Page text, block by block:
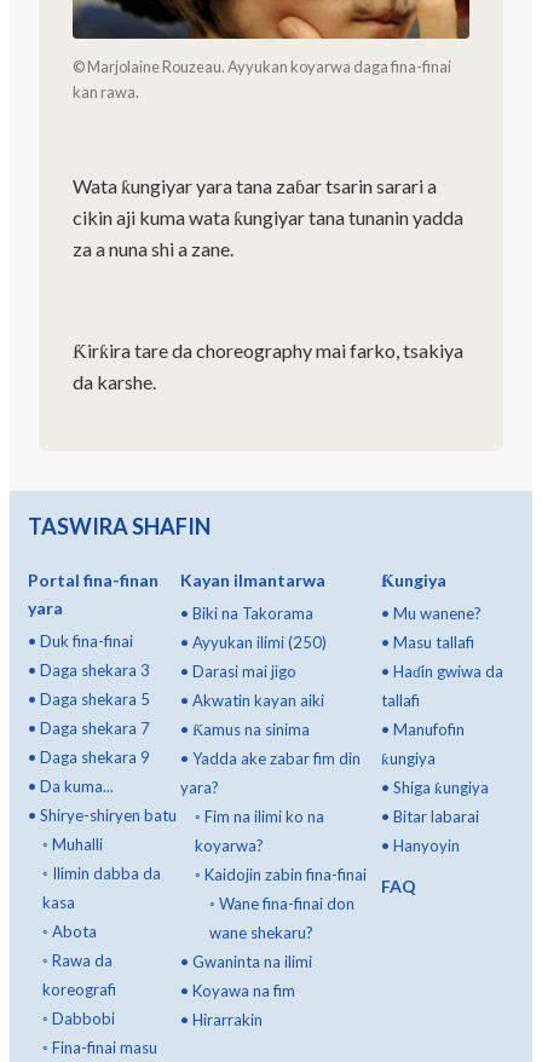
© Marjolaine Rouzeau. Ayyukan koyarwa daga fina-finai
kan rawa.
Wata ƙungiyar yara tana zaɓar tsarin sarari a
cikin aji kuma wata ƙungiyar tana tunanin yadda
za a nuna shi a zane.
Ƙirƙira tare da choreography mai farko, tsakiya
da karshe.
TASWIRA SHAFIN
Portal fina-finan
yara
• Duk fina-finai
• Daga shekara 3
• Daga shekara 5
• Daga shekara 7
• Daga shekara 9
• Da kuma...
• Shirye-shiryen batu
◦ Muhalli
◦ Ilimin dabba da
kasa
◦ Abota
◦ Rawa da
koreografi
◦ Dabbobi
◦ Fina-finai masu
Kayan ilmantarwa
• Biki na Takorama
• Ayyukan ilimi (250)
• Darasi mai jigo
• Akwatin kayan aiki
• Ƙamus na sinima
• Yadda ake zabar fim din
yara?
◦ Fim na ilimi ko na
koyarwa?
◦ Kaidojin zabin fina-finai
◦ Wane fina-finai don
wane shekaru?
• Gwaninta na ilimi
• Koyawa na fim
• Hirarrakin
Ƙungiya
•Mu wanene?
•Masu tallafi
•Haɗin gwiwa da
tallafi
•Manufofin
ƙungiya
•Shiga ƙungiya
•Bitar labarai
•Hanyoyin
FAQ